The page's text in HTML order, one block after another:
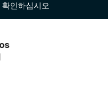
인하십시오